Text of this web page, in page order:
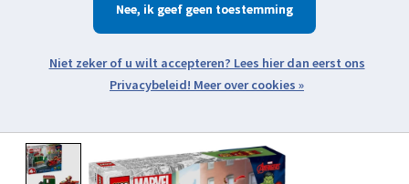
Zoeken
Open webshop menu
Product image slideshow Items
Nee
Meer over cookies »